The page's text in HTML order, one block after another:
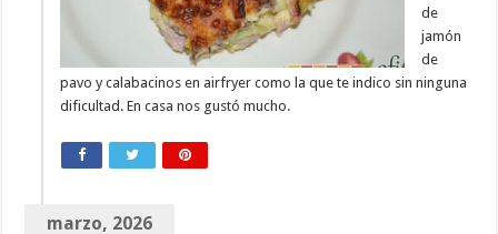
de
jamón
de
pavo y calabacinos en airfryer como la que te indico sin ninguna
dificultad. En casa nos gustó mucho.
marzo, 2026